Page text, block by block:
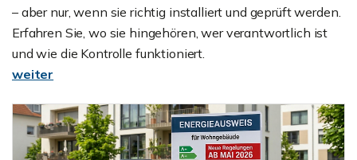
– aber nur, wenn sie richtig installiert und geprüft werden.
Erfahren Sie, wo sie hingehören, wer verantwortlich ist
und wie die Kontrolle funktioniert.
weiter